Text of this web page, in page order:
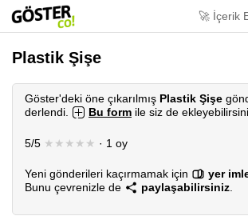
🚀 İçerik
Plastik Şişe
Göster'deki öne çıkarılmış Plastik Şişe
derlendi.
Bu form ile siz de
5/5 ★★★★★ · 1 oy
Yeni gönderileri kaçırmamak için yer
Bunu çevrenizle de
paylaşabilirsiniz